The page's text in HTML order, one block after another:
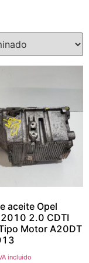
aceite Opel
2.0 CDTI
Motor A20DT
incluido